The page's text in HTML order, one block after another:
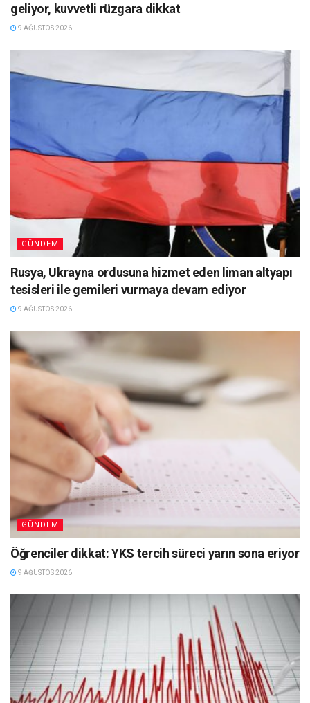
geliyor, kuvvetli rüzgara dikkat
9 AĞUSTOS 2026
GÜNDEM
Rusya, Ukrayna ordusuna hizmet eden liman altyapı
tesisleri ile gemileri vurmaya devam ediyor
9 AĞUSTOS 2026
GÜNDEM
Öğrenciler dikkat: YKS tercih süreci yarın sona eriyor
9 AĞUSTOS 2026